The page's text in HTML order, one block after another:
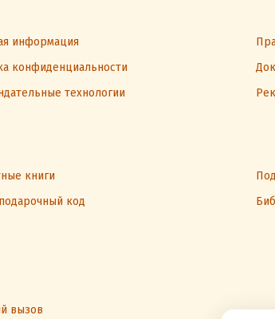
информация
конфиденциальности
технологии
книги
код
вызов